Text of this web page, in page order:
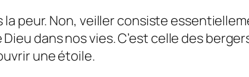
la peur. Non, veiller consiste
dans nos vies. C’est celle des
une étoile.